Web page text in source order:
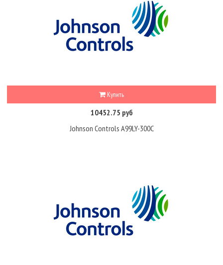
Купить
10452.75 руб
Johnson Controls A99LY-300C